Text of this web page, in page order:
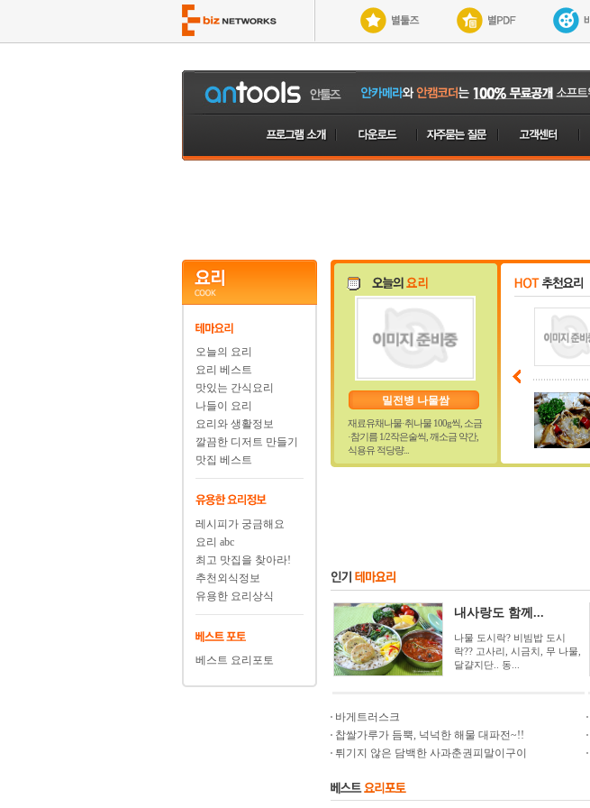
오늘의 요리
요리 베스트
맛있는 간식요리
나들이 요리
요리와 생활정보
깔끔한 디저트 만들기
맛집 베스트
레시피가 궁금해요
요리 abc
최고 맛집을 찾아라!
추천외식정보
유용한 요리상식
베스트 요리포토
밀전병 나물쌈
재료유채나물·취나물 100g씩, 소금
·참기름 1/2작은술씩, 깨소금 약간,
식용유 적당량...
내사랑도 함께...
나물 도시락? 비빔밥 도시
락?? 고사리, 시금치, 무 나물,
달걀지단.. 동...
바게트러스크
찹쌀가루가 듬뿍, 넉넉한 해물 대파전~!!
튀기지 않은 담백한 사과춘권피말이구이